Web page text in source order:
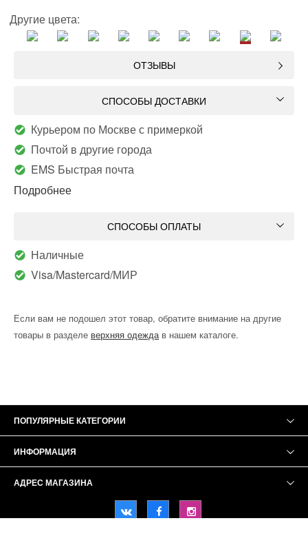
Другие цвета:
ОТЗЫВЫ
СПОСОБЫ ДОСТАВКИ
Курьером по Москве с примеркой
Почтой в другие города
EMS Быстрая почта
Подробнее
СПОСОБЫ ОПЛАТЫ
Наличные
Visa/Mastercard/МИР
Если вам не подошел этот товар, обратите внимание на другие
товары в разделе верхняя одеждав нашем каталоге.
ПОПУЛЯРНЫЕ КАТЕГОРИИ
ИНФОРМАЦИЯ
АДРЕС МАГАЗИНА